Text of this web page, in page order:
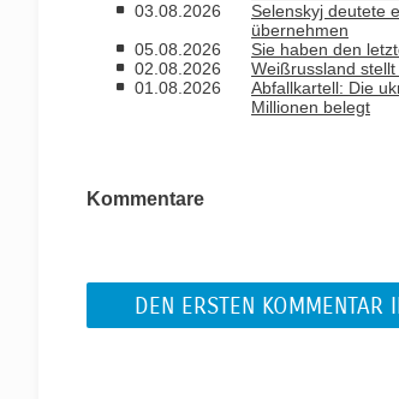
03.08.2026
Selenskyj deutete
übernehmen
05.08.2026
Sie haben den
02.08.2026
Weißrussland
01.08.2026
Abfallkartell: Die
Millionen belegt
Kommentare
DEN ERSTEN KOMMENTAR